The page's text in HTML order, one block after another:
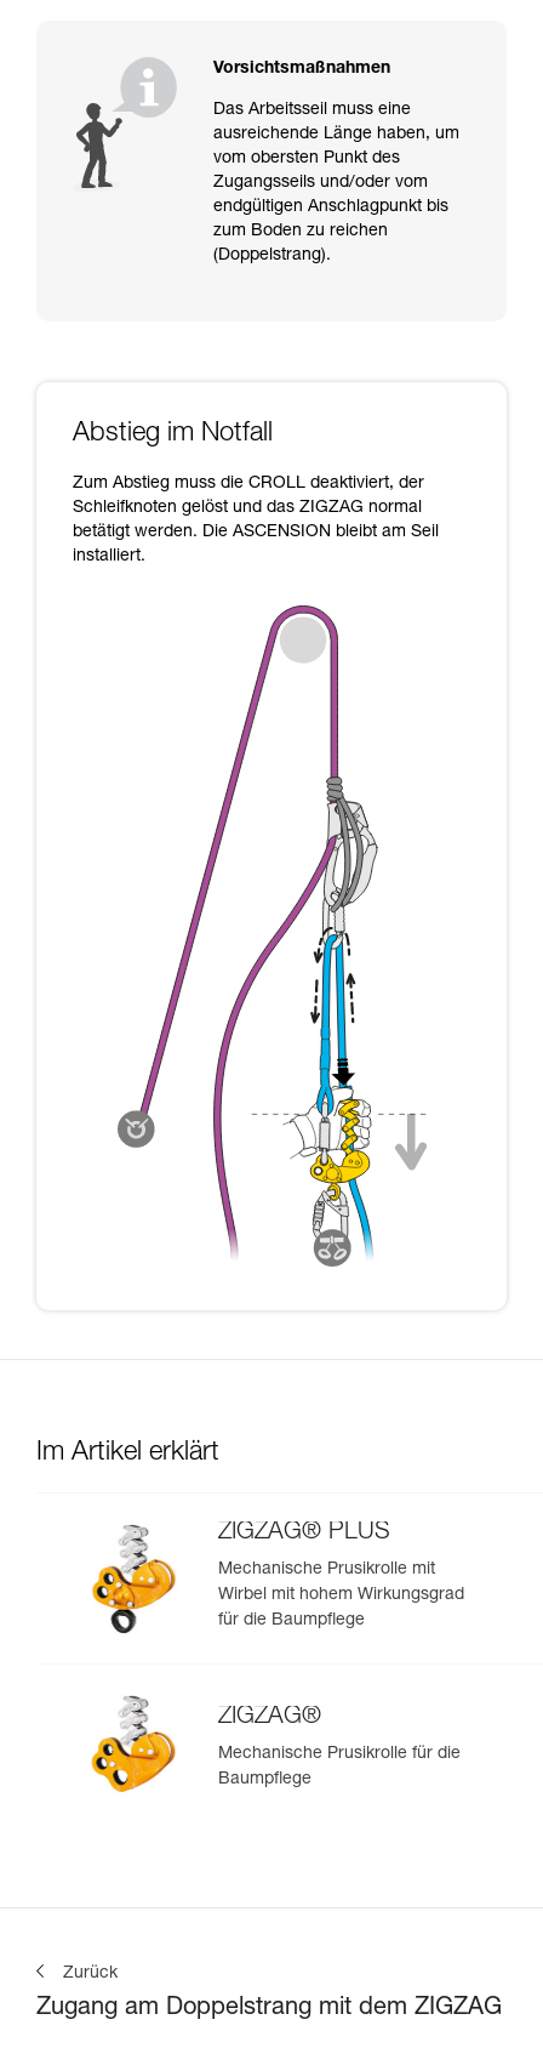
Vorsichtsmaßnahmen
Das Arbeitsseil muss eine
ausreichende Länge haben, um
vom obersten Punkt des
Zugangsseils und/oder vom
endgültigen Anschlagpunkt bis
zum Boden zu reichen
(Doppelstrang).
Abstieg im Notfall
Zum Abstieg muss die CROLL deaktiviert, der
Schleifknoten gelöst und das ZIGZAG normal
betätigt werden. Die ASCENSION bleibt am Seil
installiert.
Im Artikel erklärt
ZIGZAG® PLUS
Mechanische Prusikrolle mit
Wirbel mit hohem Wirkungsgrad
für die Baumpflege
ZIGZAG®
Mechanische Prusikrolle für die
Baumpflege
Zurück
Zugang am Doppelstrang mit dem ZIGZAG